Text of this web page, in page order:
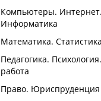
Компьютеры. Интернет.
Информатика
Математика. Статистика
Педагогика.
работа
Право. Юриспруденция